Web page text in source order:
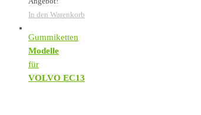
In den Warenkorb
Gummiketten
Modelle
für
VOLVO EC13